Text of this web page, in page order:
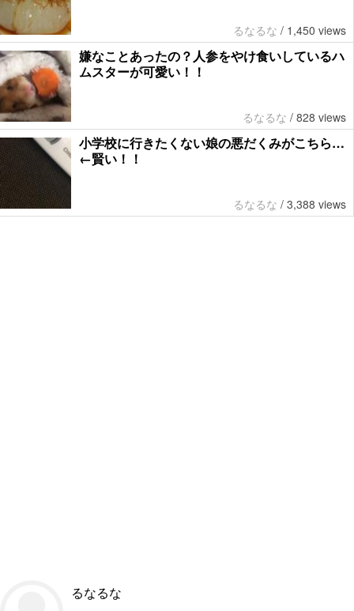
るなるな / 1,450 views
嫌なことあったの？人参をやけ食いしているハ
ムスターが可愛い！！
るなるな / 828 views
小学校に行きたくない娘の悪だくみがこちら…
←賢い！！
るなるな / 3,388 views
るなるな